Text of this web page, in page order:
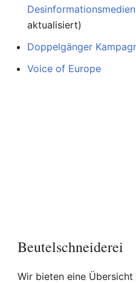
Desinformationsmedien
aktualisiert)
Doppelgänger
Voice of Europe
Beutelschneiderei
Wir bieten eine Übersicht